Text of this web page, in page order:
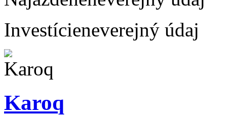
Investícieneverejný údaj
Karoq